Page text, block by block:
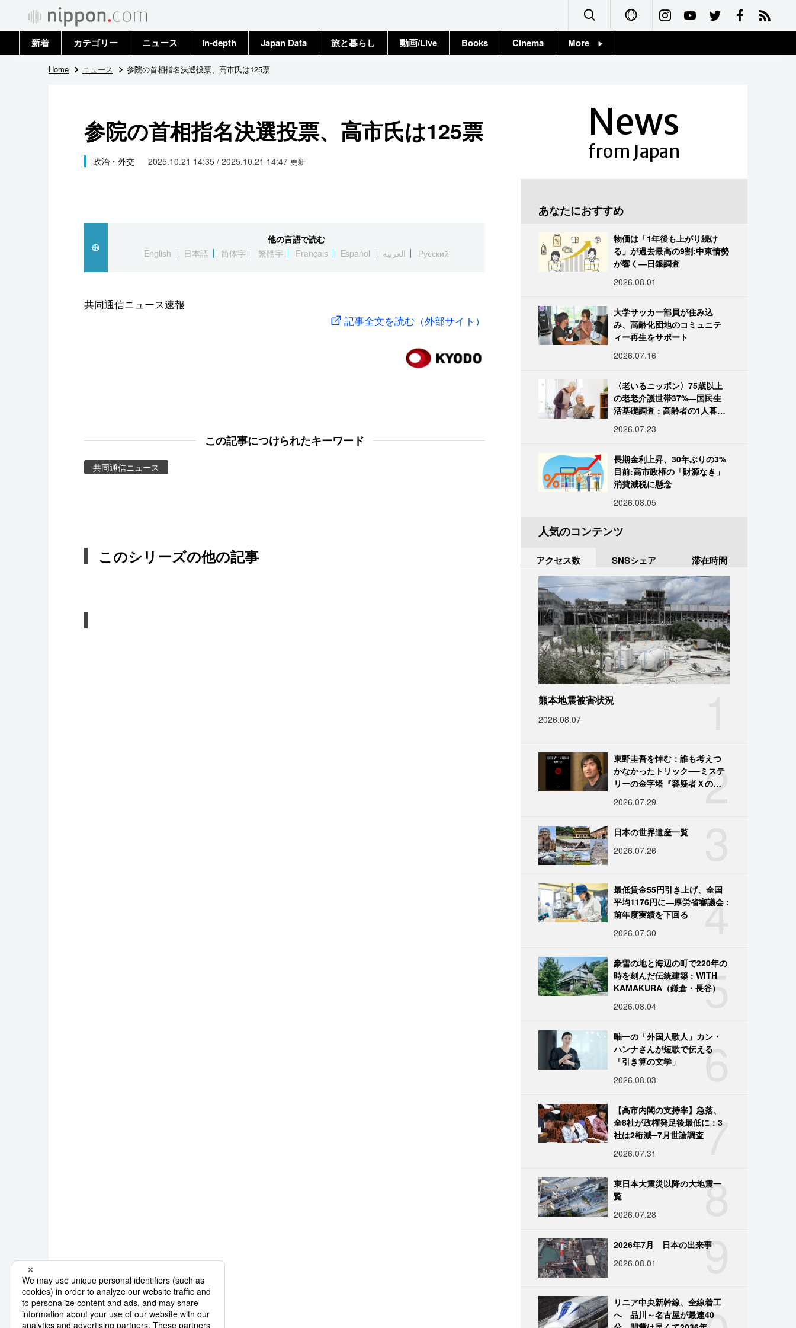
Français
新着 カテゴリー
政治・外交
国際
科学・技術
暮らし
ニュース
トップ
In-depth Japan Data 旅と暮らし 動画/Live Books Cinema More
Home ニュース 参院の首相指名決選投票、高市氏は125票
参院の首相指名決選投票、高市氏は125票
政治・外交 2025.10.21 14:35 / 2025.10.21 14:47 更新
他の言語で読む
English
日本語 简体字 繁體字 Français Español العربية Русский
共同通信ニュース速報
記事全文を読む（外部サイト）
この記事につけられたキーワード
共同通信ニュース
このシリーズの他の記事
News
from Japan
あなたにおすすめ
物価は「1年後も上がり続け
る」が過去最高の9割:中東情勢
が響く―日銀調査
2026.08.01
大学サッカー部員が住み込
み、高齢化団地のコミュニテ
ィー再生をサポート
2026.07.16
〈老いるニッポン〉75歳以上
の老老介護世帯37%―国民生
活基礎調査 : 高齢者の1人暮ら
2026.07.23
長期金利上昇、30年ぶりの3%
目前:高市政権の「財源なき」
消費減税に懸念
2026.08.05
人気のコンテンツ
アクセス数 SNSシェア 滞在時間
熊本地震被害状況
2026.08.07
2
東野圭吾を悼む：誰も考えつ
かなかったトリック──ミステ
リーの金字塔『容疑者Ｘの献
2026.07.29
日本の世界遺産一覧
2026.07.26
4
最低賃金55円引き上げ、全国
平均1176円に―厚労省審議会 :
前年度実績を下回る
2026.07.30
5
豪雪の地と海辺の町で220年の
時を刻んだ伝統建築 : WITH
KAMAKURA（鎌倉・長谷）
2026.08.04
6
唯一の「外国人歌人」カン・
ハンナさんが短歌で伝える
「引き算の文学」
2026.08.03
7
【高市内閣の支持率】急落、
全8社が政権発足後最低に：3
社は2桁減─7月世論調査
2026.07.31
8
東日本大震災以降の大地震一
覧
2026.07.28
9
2026年7月 日本の出来事
2026.08.01
リニア中央新幹線、全線着工
へ 品川～名古屋が最速40